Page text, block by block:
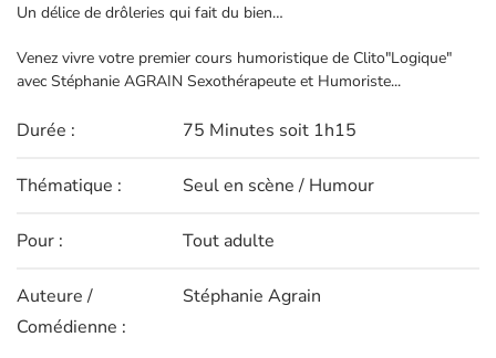
Un délice de drôleries qui fait du bien…
Venez vivre votre premier cours humoristique de Clito"Logique"
avec Stéphanie AGRAIN Sexothérapeute et Humoriste...
Durée : 75 Minutes soit 1h15
Thématique : Seul en scène / Humour
Pour : Tout adulte
Auteure /
Comédienne :
Stéphanie Agrain